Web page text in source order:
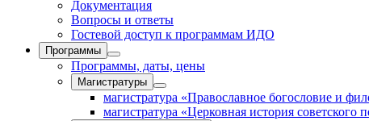
Документация
Вопросы и ответы
Гостевой доступ к программам ИДО
Программы
Программы, даты, цены
Магистратуры
магистратура «Православное богословие и
магистратура «Церковная история советского